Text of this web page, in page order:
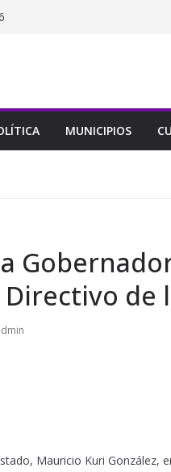
MUNICIPIOS
de
Mauricio Kuri González,